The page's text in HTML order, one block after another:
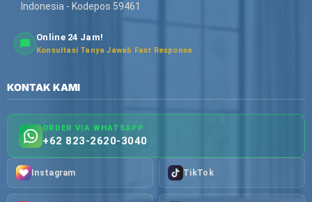
Indonesia - Kodepos 59461
Online 24 Jam!
Konsultasi Tanya Jawab Fast Response
KONTAK KAMI
ORDER VIA WHATSAPP
+62 823-2620-3040
Instagram TikTok